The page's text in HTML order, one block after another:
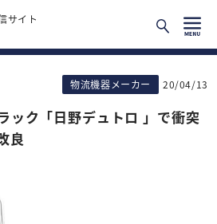
サイト
物流機器メーカー 20/04/13
ック「日野デュトロ 」で衝突
良